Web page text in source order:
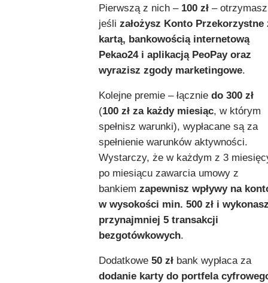
Pierwszą z nich – 100 zł –
jeśli założysz Konto Przekorzystne
kartą, bankowością internetową
Pekao24 i aplikacją PeoPay oraz
wyrazisz zgody marketingowe.
Kolejne premie – łącznie do 300 zł
(100 zł za każdy miesiąc, w którym
spełnisz warunki), wypłacane są za
spełnienie warunków aktywności.
Wystarczy, że w każdym z 3
po miesiącu zawarcia umowy z
bankiem zapewnisz wpływy na
w wysokości min. 500 zł i
przynajmniej 5 transakcji
bezgotówkowych.
Dodatkowe 50 zł bank wypłaca za
dodanie karty do portfela